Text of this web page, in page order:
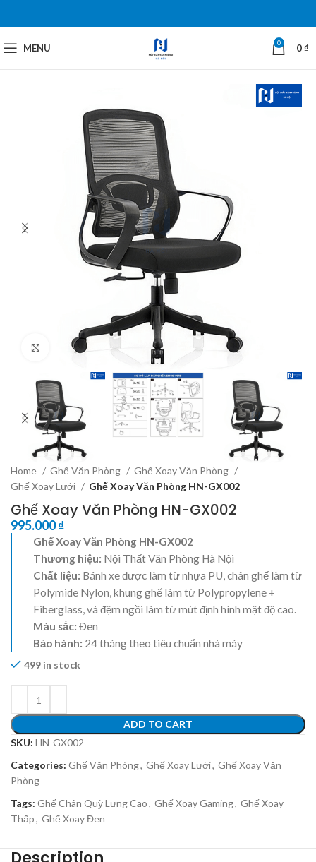
MENU 0 0₫
Click to enlarge
Home Ghế Văn Phòng
Ghế Xoay Văn Phòng
Ghế Xoay Lưới
Ghế Xoay Văn Phòng HN-GX002
Ghế Xoay Văn Phòng HN-GX002
995.000₫
Ghế Xoay Văn Phòng HN-GX002
Thương hiệu: Nội Thất Văn Phòng Hà Nội
Chất liệu: Bánh xe được làm từ nhựa PU, chân ghế làm từ
Polymide Nylon, khung ghế làm từ Polypropylene +
Fiberglass, và đệm ngồi làm từ mút định hình mật độ cao.
Màu sắc: Đen
Bảo hành: 24 tháng theo tiêu chuẩn nhà máy
499 in stock
ADD TO CART
SKU: HN-GX002
Categories: Ghế Văn Phòng, Ghế Xoay Lưới, Ghế Xoay Văn
Phòng
Tags: Ghế Chân Quỳ Lưng Cao, Ghế Xoay Gaming, Ghế Xoay
Thấp, Ghế Xoay Đen